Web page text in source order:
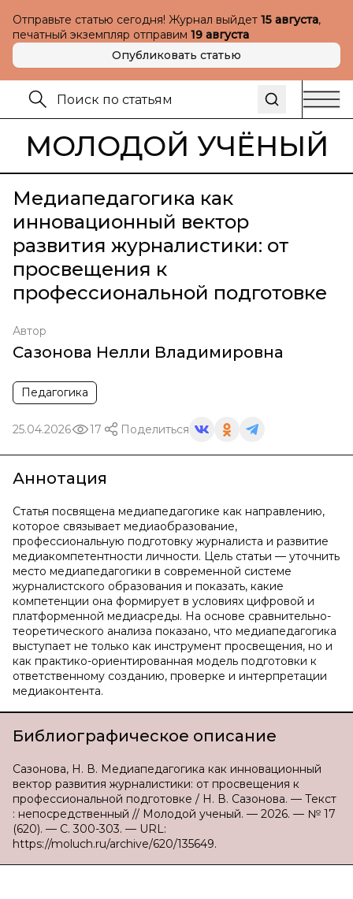
Отправьте статью сегодня! Журнал выйдет 15 августа,
печатный экземпляр отправим 19 августа
Опубликовать статью
МОЛОДОЙ УЧЁНЫЙ
Медиапедагогика как
инновационный вектор
развития журналистики: от
просвещения к
профессиональной подготовке
Автор
Сазонова Нелли Владимировна
Педагогика
25.04.2026 17 Поделиться
Аннотация
Статья посвящена медиапедагогике как направлению,
которое связывает медиаобразование,
профессиональную подготовку журналиста и развитие
медиакомпетентности личности. Цель статьи — уточнить
место медиапедагогики в современной системе
журналистского образования и показать, какие
компетенции она формирует в условиях цифровой и
платформенной медиасреды. На основе сравнительно-
теоретического анализа показано, что медиапедагогика
выступает не только как инструмент просвещения, но и
как практико-ориентированная модель подготовки к
ответственному созданию, проверке и интерпретации
медиаконтента.
Библиографическое описание
Сазонова, Н. В. Медиапедагогика как инновационный
вектор развития журналистики: от просвещения к
профессиональной подготовке / Н. В. Сазонова. — Текст
: непосредственный // Молодой ученый. — 2026. — № 17
(620). — С. 300-303. — URL:
https://moluch.ru/archive/620/135649.